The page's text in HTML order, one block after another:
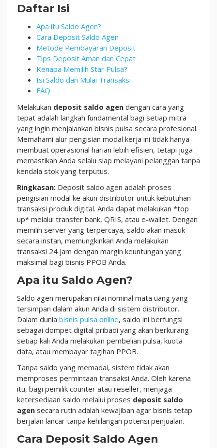
Pulsa
2026
Daftar Isi
Apa itu Saldo Agen?
Cara Deposit Saldo Agen
Metode Pembayaran Deposit
Tips Deposit Aman dan Cepat
Kenapa Memilih Star Pulsa?
Isi Saldo dan Mulai Transaksi
FAQ
Melakukan deposit saldo agen dengan cara yang
tepat adalah langkah fundamental bagi setiap mitra
yang ingin menjalankan bisnis pulsa secara profesional.
Memahami alur pengisian modal kerja ini tidak hanya
membuat operasional harian lebih efisien, tetapi juga
memastikan Anda selalu siap melayani pelanggan tanpa
kendala stok yang terputus.
Ringkasan: Deposit saldo agen adalah proses
pengisian modal ke akun distributor untuk kebutuhan
transaksi produk digital. Anda dapat melakukan *top
up* melalui transfer bank, QRIS, atau e-wallet. Dengan
memilih server yang terpercaya, saldo akan masuk
secara instan, memungkinkan Anda melakukan
transaksi 24 jam dengan margin keuntungan yang
maksimal bagi bisnis PPOB Anda.
Apa itu Saldo Agen?
Saldo agen merupakan nilai nominal mata uang yang
tersimpan dalam akun Anda di sistem distributor.
Dalam dunia bisnis pulsa online, saldo ini berfungsi
sebagai dompet digital pribadi yang akan berkurang
setiap kali Anda melakukan pembelian pulsa, kuota
data, atau membayar tagihan PPOB.
Tanpa saldo yang memadai, sistem tidak akan
memproses permintaan transaksi Anda. Oleh karena
itu, bagi pemilik counter atau reseller, menjaga
ketersediaan saldo melalui proses deposit saldo
agen secara rutin adalah kewajiban agar bisnis tetap
berjalan lancar tanpa kehilangan potensi penjualan.
Cara Deposit Saldo Agen